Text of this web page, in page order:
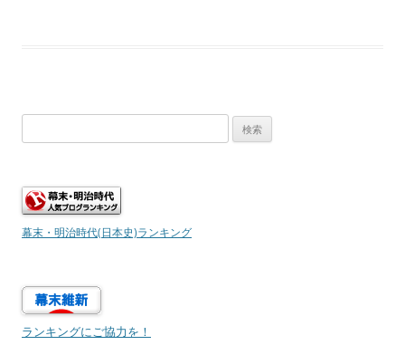
索:
幕末・明治時代(日本史)ランキング
ランキングにご協力を！